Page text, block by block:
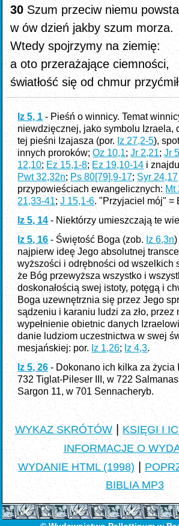
30 Szum przeciw niemu
w ów dzień jakby szum morza.
Wtedy spojrzymy na ziemię:
a oto przerażające ciemności,
światłość się od chmur
Iz 5, 1 - Pieśń o winnicy. Temat
niewdzięcznej, jako symbolu Izraela,
tej pieśni Izajasza (por. Iz 27,2-5),
innych proroków;Oz 10,1;Jr 2,21;Jr
12,10; Ez 15,1-8; Ez 19,10-14 i
Pwt 32,32n; Ps 80[79],9-17; Syr 24,17
przypowieściach ewangelicznych: Mt
21,33-41;J 15,1-6. "Przyjaciel mój" =
Iz 5, 14 - Niektórzy umieszczają te
Iz 5, 16 - Świętość Boga (zob. Iz 6,3n
najpierw ideę Jego absolutnej
wyższości i odrębności od wszelkich
że Bóg przewyższa wszystko i
doskonałością swej istoty, potęgą i
Boga uzewnętrznia się przez Jego
sądzeniu i karaniu ludzi za zło, przez
wypełnienie obietnic danych
danie ludziom uczestnictwa w swej
mesjańskiej: por. Iz 1,26; Iz 4,3.
Iz 5, 26 - Dokonano ich kilka za życia
732 Tiglat-Pileser III, w 722
Sargon 11, w 701 Sennacheryb.
WYKAZ SKRÓTÓW |KSIĘGI I
INFORMACJE O
WYDANIE HTML (1998)
BIBLIA MP3